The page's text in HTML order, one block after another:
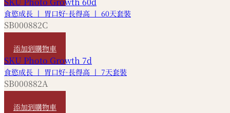
食慾成長 丨 胃口好·長得高 丨 60天套裝
SB000882C
添加到購物車
食慾成長 丨 胃口好·長得高 丨 7天套裝
SB000882A
添加到購物車